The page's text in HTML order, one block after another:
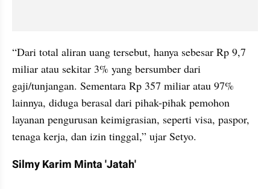
“Dari total aliran uang tersebut, hanya sebesar Rp 9,7
miliar atau sekitar 3% yang bersumber dari
gaji/tunjangan. Sementara Rp 357 miliar atau 97%
lainnya, diduga berasal dari pihak-pihak pemohon
layanan pengurusan keimigrasian, seperti visa, paspor,
tenaga kerja, dan izin tinggal,” ujar Setyo.
Silmy Karim Minta 'Jatah'